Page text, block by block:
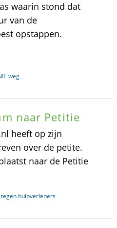
waarin stond dat
van de
opstappen.
weg
naar Petitie
heeft op zijn
over de petite.
naar de Petitie
hulpverleners